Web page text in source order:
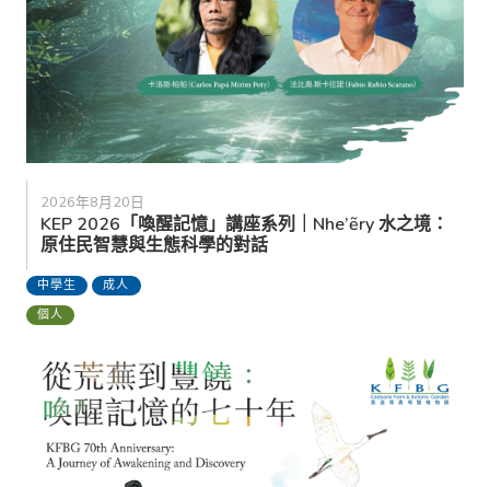
2026年8月20日
KEP 2026「喚醒記憶」講座系列｜Nhe’ẽry 水之境：
原住民智慧與生態科學的對話
中學生
成人
個人